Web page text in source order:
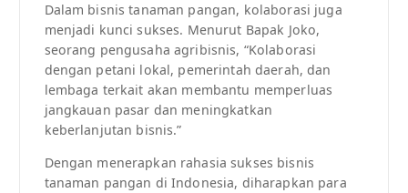
Dalam bisnis tanaman pangan, kolaborasi juga
menjadi kunci sukses. Menurut Bapak Joko,
seorang pengusaha agribisnis, “Kolaborasi
dengan petani lokal, pemerintah daerah, dan
lembaga terkait akan membantu memperluas
jangkauan pasar dan meningkatkan
keberlanjutan bisnis.”
Dengan menerapkan rahasia sukses bisnis
tanaman pangan di Indonesia, diharapkan para